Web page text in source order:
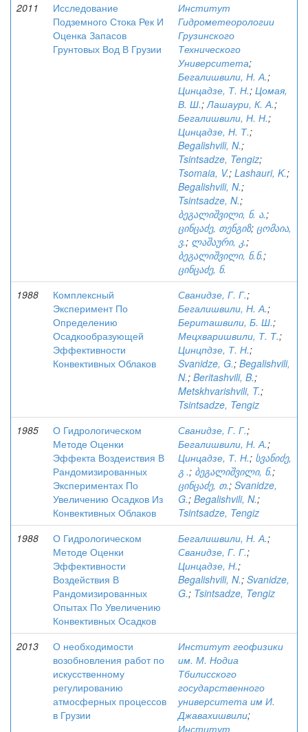
2011
Исследование
Подземного Стока Рек И
Оценка Запасов
Грунтовых Вод В Грузии
Институт
Гидрометеорологии
Грузинского
Технического
Университета;
Бегалишвили, Н. А.;
Цинцадзе, Т. Н.; Цомая,
В. Ш.;Лашаури, К. А.;
Бегалишвили, Н. Н.;
Цинцадзе, Н. Т.;
Begalishvili, N.;
Tsintsadze, Tengiz;
Tsomaia, V.; Lashauri, K.;
Begalishvili, N.;
Tsintsadze, N.;
ბეგალიშვილი, ნ. ა.;
ცინცაძე, თენგიზ; ცომაია,
ვ.; ლაშაური, კ.;
ბეგალიშვილი, ნ.ნ.;
ცინცაძე, ნ.
1988
Комплексный
Эксперимент По
Определению
Осадкообразующей
Эффективности
Конвективных Облаков
Сванидзе, Г. Г.;
Бегалишвили, Н. А.;
Бериташвили, Б. Ш.;
Мецхваришвили, Т. Т.;
Цинцпдзе, Т. Н.;
Svanidze, G.; Begalishvili,
N.; Beritashvili, B.;
Metskhvarishvili, T.;
Tsintsadze, Tengiz
1985
О Гидрологическом
Методе Оценки
Эффекта Воздеиствия В
Рандомизированных
Экспериментах По
Увеличению Осадков Из
Конвективных Облаков
Сванидзе, Г. Г.;
Бегалишвили, Н. А.;
Цинцадзе, Т. Н.; სვანიძე,
გ .; ბეგალიშვილი, ნ.;
ცინცაძე, თ.; Svanidze,
G.; Begalishvili, N.;
Tsintsadze, Tengiz
1988
О Гидрологическом
Методе Оценки
Эффективности
Воздействия В
Рандомизированных
Опытах По Увеличению
Конвективных Осадков
Бегалишвили, Н. А.;
Сванидзе, Г. Г.;
Цинцадзе, Н.;
Begalishvili, N.; Svanidze,
G.; Tsintsadze, Tengiz
2013
О необходимости
возобновления работ по
искусственному
регулированию
атмосферных процессов
в Грузии
Институт геофизики
им. М. Нодиа
Тбилисского
государственного
университета им И.
Джавахишвили;
Институт